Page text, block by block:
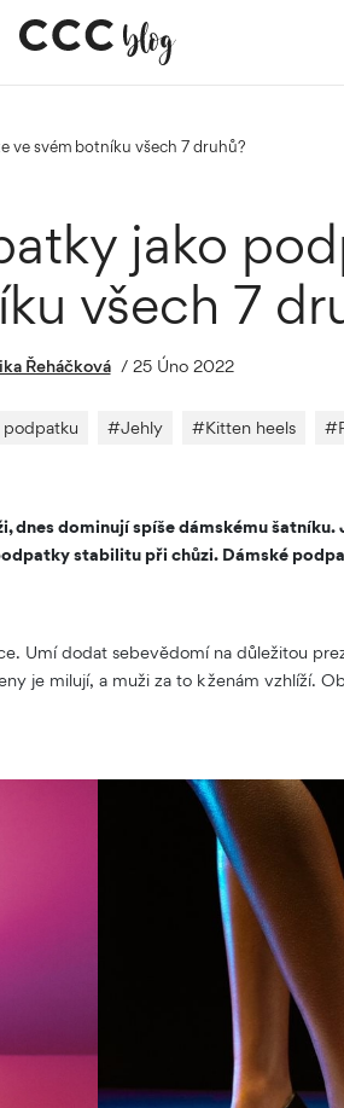
ve svém botníku všech 7 druhů?
jako
všech 7
Řeháčková / 25 Úno 2022
#Jehly #Kitten heels #
dnes dominují spíše dámskému šatníku.
stabilitu při chůzi. Dámské
Umí dodat sebevědomí na důležitou
je milují, a muži za to k ženám vzhlíží.